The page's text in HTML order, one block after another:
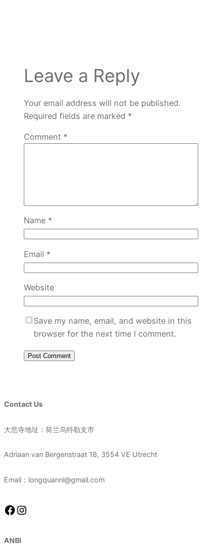
Leave a Reply
Your email address will not be published.
Required fields are marked *
Comment *
Name *
Email *
Website
Save my name, email, and website in this
browser for the next time I comment.
Contact Us
大悲寺地址：荷兰乌特勒支市
Adriaan van Bergenstraat 18, 3554 VE Utrecht
Email：longquannl@gmail.com
Facebook Instagram
ANBI